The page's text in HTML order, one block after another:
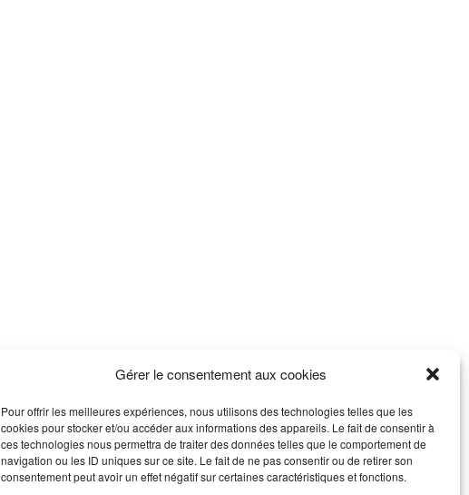
Gérer le consentement aux cookies
Pour offrir les meilleures expériences, nous utilisons des technologies telles que les
cookies pour stocker et/ou accéder aux informations des appareils. Le fait de consentir à
ces technologies nous permettra de traiter des données telles que le comportement de
navigation ou les ID uniques sur ce site. Le fait de ne pas consentir ou de retirer son
consentement peut avoir un effet négatif sur certaines caractéristiques et fonctions.